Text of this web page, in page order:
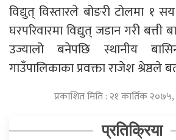
विद्युत् विस्तारले बोङरी टोलमा १
घरपरिवारमा विद्युत् जडान गरी
उज्यालो बनेपछि स्थानीय
गाउँपालिकाका प्रवक्ता राजेश श्रेष्ठले
प्रकाशित मिति : २१ कार्तिक
प्रतिक्रिया